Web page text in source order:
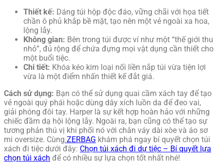
Thiết kế: Dáng túi hộp độc đáo, vững chãi với họa tiết
chần ô phủ khắp bề mặt, tạo nên một vẻ ngoài xa hoa,
lộng lẫy.
Không gian: Bên trong túi được ví như một “thế giới thu
nhỏ”, đủ rộng để chứa đựng mọi vật dụng cần thiết cho
một buổi tiệc.
Chi tiết: Khóa kéo kim loại nối liền nắp túi vừa tiện lợi
vừa là một điểm nhấn thiết kế đắt giá.
Cách sử dụng: Bạn có thể sử dụng quai cầm xách tay để tạo
vẻ ngoài quý phái hoặc dùng dây xích luồn da để đeo vai,
giải phóng đôi tay. Harper là sự kết hợp hoàn hảo với những
chiếc đầm dạ hội lộng lẫy. Ngoài ra, bạn cũng có thể tạo sự
tương phản thú vị khi phối nó với chân váy dài xòe và áo sơ
mi oversize. Cùng ZERBAG khám phá ngay bí quyết chọn túi
xách đi tiệc dưới đây: Chọn túi xách đi dự tiệc – Bí quyết lựa
chọn túi xách để có nhiều sự lựa chọn tốt nhất nhé!